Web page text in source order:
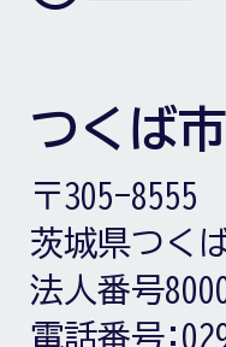
つくば
〒305-8555
茨城県つく
法人番号
電話番号: